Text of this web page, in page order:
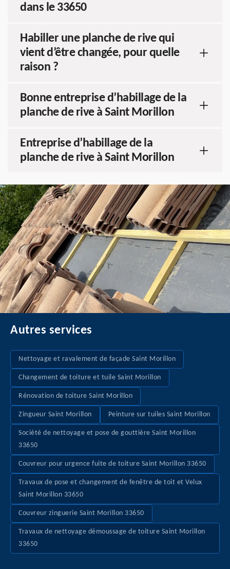
dans le 33650
Habiller une planche de rive qui
vient d’être changée, pour quelle
raison ?
Bonne entreprise d’habillage de la
planche de rive à Saint Morillon
Entreprise d’habillage de la
planche de rive à Saint Morillon
Autres services
Nettoyage et ravalement de façade Saint Morillon
Changement de toiture et tuile Saint Morillon
Rénovation de toiture Saint Morillon
Zingueur Saint Morillon Peinture sur tuiles Saint Morillon
Société de nettoyage et pose de gouttière Saint Morillon
33650
Couvreur pour urgence fuite de toiture Saint Morillon 33650
Travaux de pose et changement de fenêtre de toit et Velux
Saint Morillon 33650
Couvreur zinguerie Saint Morillon 33650
Travaux de nettoyage démoussage de toiture Saint Morillon
33650